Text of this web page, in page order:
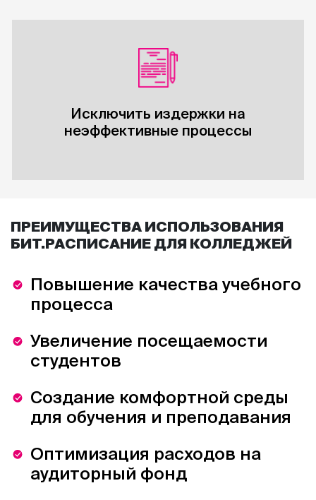
Исключить издержки на
неэффективные процессы
ПРЕИМУЩЕСТВА ИСПОЛЬЗОВАНИЯ
БИТ.РАСПИСАНИЕ ДЛЯ КОЛЛЕДЖЕЙ
Повышение качества учебного
процесса
Увеличение посещаемости
студентов
Создание комфортной среды
для обучения и преподавания
Оптимизация расходов на
аудиторный фонд